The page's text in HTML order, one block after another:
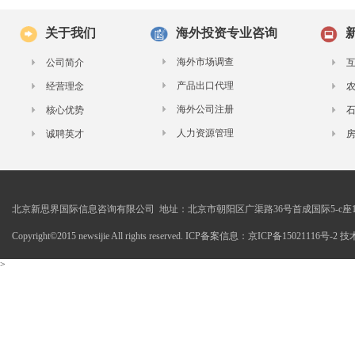
关于我们
公司简介
经营理念
核心优势
诚聘英才
海外投资专业咨询
海外市场调查
产品出口代理
海外公司注册
人力资源管理
北京新思界国际信息咨询有限公司 地址：北京市朝阳区广渠路36号首成国际5-c座
Copyright©2015 newsijie All rights reserved. ICP备案信息：京ICP备15021116号-2 技
>